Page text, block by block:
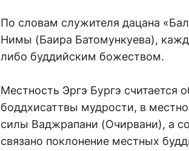
По словам служителя дацана
Нимы (Баира Батомункуева),
либо буддийским божеством.
Местность Эргэ Бургэ
боддхисаттвы мудрости, в
силы Ваджрапани (Очирвани), а
связано поклонение местных